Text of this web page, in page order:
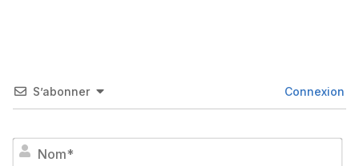
S’abonner Connexion